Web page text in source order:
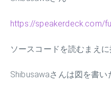
https://speakerdeck.com/
ソースコードを読むまえ
Shibusawaさんは図を書